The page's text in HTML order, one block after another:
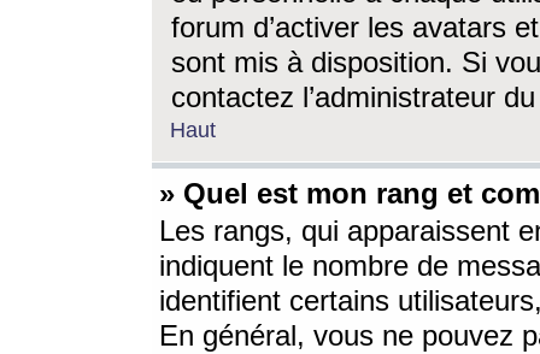
forum d’activer les avatars
sont mis à disposition. Si
contactez l’administrateur
Haut
» Quel est mon rang et
Les rangs, qui apparaissent
indiquent le nombre de
identifient certains
En général, vous ne pouvez